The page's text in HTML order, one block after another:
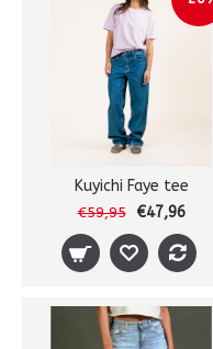
Kuyichi Faye tee
€59,95 €47,96